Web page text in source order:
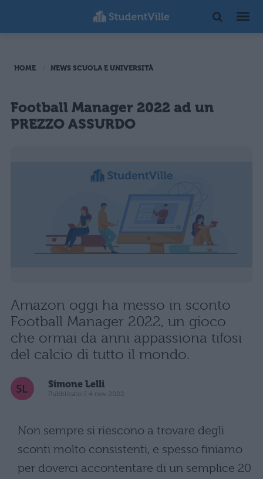
HOME NEWS SCUOLA E UNIVERSITÀ
Football Manager 2022 ad un
PREZZO ASSURDO
Amazon oggi ha messo in sconto
Football Manager 2022, un gioco
che ormai da anni appassiona tifosi
del calcio di tutto il mondo.
Simone Lelli
Pubblicato il 4 nov 2022
Non sempre si riescono a trovare degli
sconti molto consistenti, e spesso finiamo
per doverci accontentare di un semplice 20